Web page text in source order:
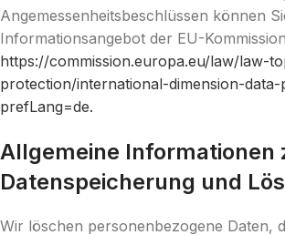
Angemessenheitsbeschlüssen können
Informationsangebot der EU-
https://commission.europa.eu/law/law-
protection/international-dimension-data-
prefLang=de.
Allgemeine Informationen
Datenspeicherung und
Wir löschen personenbezogene Daten,